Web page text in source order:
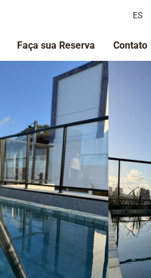
ES
Faça sua Reserva Contato